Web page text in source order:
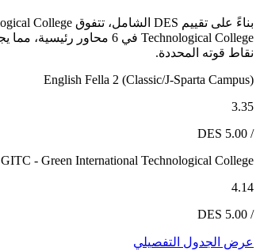
نقاط قوته المحددة.
English Fella 2 (Classic/J-Sparta Campus)
3.35
/ 5.00 DES
GITC - Green International Technological College
4.14
/ 5.00 DES
عرض الجدول التفصيلي